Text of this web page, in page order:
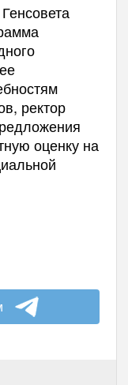
ректор
оценку на